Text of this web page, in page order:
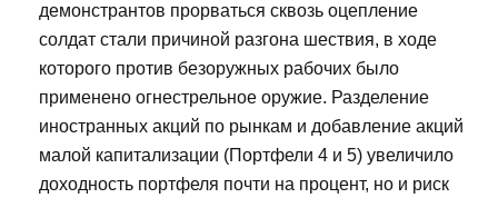
демонстрантов прорваться сквозь оцепление
солдат стали причиной разгона шествия, в ходе
которого против безоружных рабочих было
применено огнестрельное оружие. Разделение
иностранных акций по рынкам и добавление акций
малой капитализации (Портфели 4 и 5) увеличило
доходность портфеля почти на процент, но и риск